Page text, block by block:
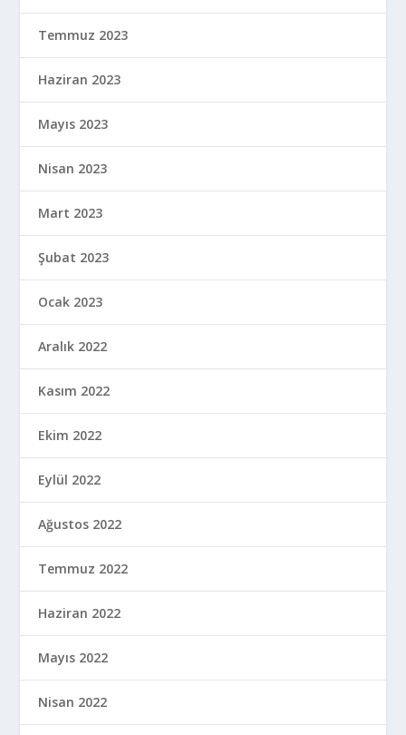
Temmuz 2023
Haziran 2023
Mayıs 2023
Nisan 2023
Mart 2023
Şubat 2023
Ocak 2023
Aralık 2022
Kasım 2022
Ekim 2022
Eylül 2022
Ağustos 2022
Temmuz 2022
Haziran 2022
Mayıs 2022
Nisan 2022